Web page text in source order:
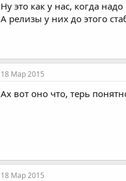
Ну это как у нас, когда
А релизы у них до этого
18 Мар 2015
Ах вот оно что, терь
18 Мар 2015